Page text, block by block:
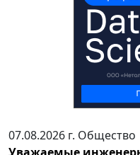
07.08.2026 г. Общество
Уважаемые